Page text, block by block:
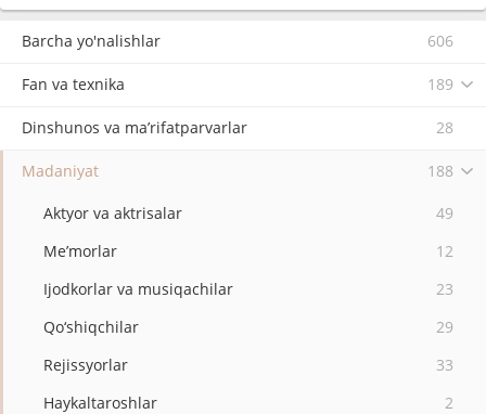
Barcha yo'nalishlar 606
Fan va texnika 189
Dinshunos va ma’rifatparvarlar 28
Madaniyat 188
Aktyor va aktrisalar
49
Me’morlar
12
Ijodkorlar va musiqachilar
23
Qo‘shiqchilar
29
Rejissyorlar
33
Haykaltaroshlar
2